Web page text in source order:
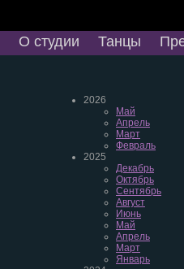
О студии Танцы
2026
Май
Апрель
Март
Февраль
2025
Декабрь
Октябрь
Сентябрь
Август
Июнь
Май
Апрель
Март
Январь